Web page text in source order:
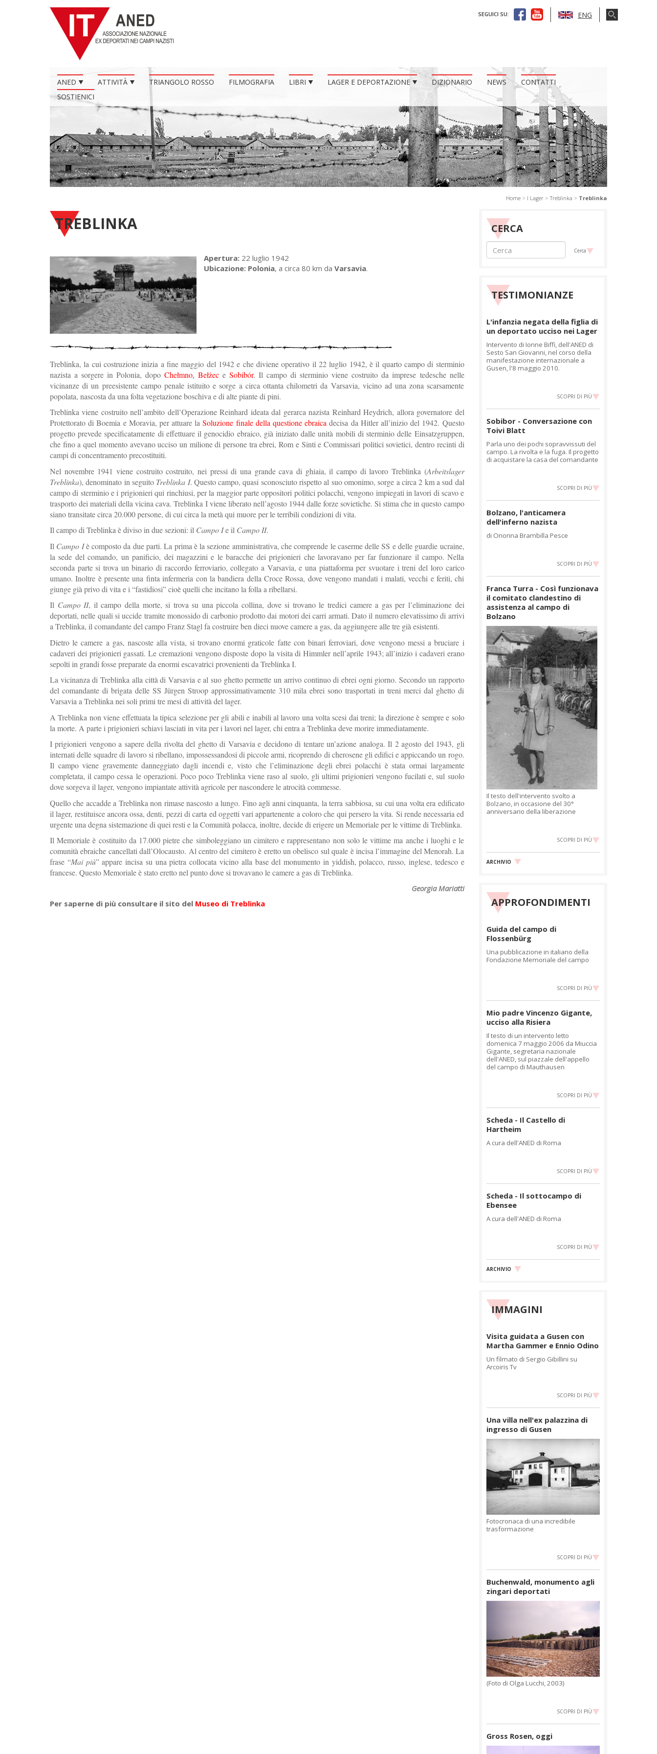
SEGUICI SU: ENG
ANED ATTIVITÀ TRIANGOLO ROSSO FILMOGRAFIA LIBRI LAGER E DEPORTAZIONE DIZIONARIO NEWS
CONTATTI
SOSTIENICI
Home > I Lager >Treblinka > Treblinka
TREBLINKA
Apertura: 22 luglio 1942
Ubicazione: Polonia, a circa 80 km da Varsavia.
Treblinka, la cui costruzione inizia a fine maggio del 1942 e che diviene operativo il 22 luglio 1942, è il quarto campo di sterminio
nazista a sorgere in Polonia, dopoChełmno,Bełżec eSobibór. Il campo di sterminio viene costruito da imprese tedesche nelle
vicinanze di un preesistente campo penale istituito e sorge a circa ottanta chilometri da Varsavia, vicino ad una zona scarsamente
popolata, nascosta da una folta vegetazione boschiva e di alte piante di pini.
Treblinka viene costruito nell’ambito dell’Operazione Reinhard ideata dal gerarca nazista Reinhard Heydrich, allora governatore del
Protettorato di Boemia e Moravia, per attuare laSoluzione finale della questione ebraica decisa da Hitler all’inizio del 1942. Questo
progetto prevede specificatamente di effettuare il genocidio ebraico, già iniziato dalle unità mobili di sterminio delle Einsatzgruppen,
che fino a quel momento avevano ucciso un milione di persone tra ebrei, Rom e Sinti e Commissari politici sovietici, dentro recinti di
campi di concentramento precostituiti.
Nel novembre 1941 viene costruito costruito, nei pressi di una grande cava di ghiaia, il campo di lavoro Treblinka (Arbeitslager
Treblinka), denominato in seguito Treblinka I. Questo campo, quasi sconosciuto rispetto al suo omonimo, sorge a circa 2 km a sud dal
campo di sterminio e i prigionieri qui rinchiusi, per la maggior parte oppositori politici polacchi, vengono impiegati in lavori di scavo e
trasporto dei materiali della vicina cava. Treblinka I viene liberato nell’agosto 1944 dalle forze sovietiche. Si stima che in questo campo
siano transitate circa 20.000 persone, di cui circa la metà qui muore per le terribili condizioni di vita.
Il campo di Treblinka è diviso in due sezioni: il Campo Ie il Campo II.
Il Campo Iè composto da due parti. La prima è la sezione amministrativa, che comprende le caserme delle SS e delle guardie ucraine,
la sede del comando, un panificio, dei magazzini e le baracche dei prigionieri che lavoravano per far funzionare il campo. Nella
seconda parte si trova un binario di raccordo ferroviario, collegato a Varsavia, e una piattaforma per svuotare i treni del loro carico
umano. Inoltre è presente una finta infermeria con la bandiera della Croce Rossa, dove vengono mandati i malati, vecchi e feriti, chi
giunge già privo di vita e i “fastidiosi” cioè quelli che incitano la folla a ribellarsi.
Il Campo II, il campo della morte, si trova su una piccola collina, dove si trovano le tredici camere a gas per l’eliminazione dei
deportati, nelle quali si uccide tramite monossido di carbonio prodotto dai motori dei carri armati. Dato il numero elevatissimo di arrivi
a Treblinka, il comandante del campo Franz Stagl fa costruire ben dieci nuove camere a gas, da aggiungere alle tre già esistenti.
Dietro le camere a gas, nascoste alla vista, si trovano enormi graticole fatte con binari ferroviari, dove vengono messi a bruciare i
cadaveri dei prigionieri gassati. Le cremazioni vengono disposte dopo la visita di Himmler nell’aprile 1943; all’inizio i cadaveri erano
sepolti in grandi fosse preparate da enormi escavatrici provenienti da Treblinka I.
La vicinanza di Treblinka alla città di Varsavia e al suo ghetto permette un arrivo continuo di ebrei ogni giorno. Secondo un rapporto
del comandante di brigata delle SS Jürgen Stroop approssimativamente 310 mila ebrei sono trasportati in treni merci dal ghetto di
Varsavia a Treblinka nei soli primi tre mesi di attività del lager.
A Treblinka non viene effettuata la tipica selezione per gli abili e inabili al lavoro una volta scesi dai treni; la direzione è sempre e solo
la morte. A parte i prigionieri schiavi lasciati in vita per i lavori nel lager, chi entra a Treblinka deve morire immediatamente.
I prigionieri vengono a sapere della rivolta del ghetto di Varsavia e decidono di tentare un’azione analoga. Il 2 agosto del 1943, gli
internati delle squadre di lavoro si ribellano, impossessandosi di piccole armi, ricoprendo di cherosene gli edifici e appiccando un rogo.
Il campo viene gravemente danneggiato dagli incendi e, visto che l’eliminazione degli ebrei polacchi è stata ormai largamente
completata, il campo cessa le operazioni. Poco poco Treblinka viene raso al suolo, gli ultimi prigionieri vengono fucilati e, sul suolo
dove sorgeva il lager, vengono impiantate attività agricole per nascondere le atrocità commesse.
Quello che accadde a Treblinka non rimase nascosto a lungo. Fino agli anni cinquanta, la terra sabbiosa, su cui una volta era edificato
il lager, restituisce ancora ossa, denti, pezzi di carta ed oggetti vari appartenente a coloro che qui persero la vita. Si rende necessaria ed
urgente una degna sistemazione di quei resti e la Comunità polacca, inoltre, decide di erigere un Memoriale per le vittime di Treblinka.
Il Memoriale è costituito da 17.000 pietre che simboleggiano un cimitero e rappresentano non solo le vittime ma anche i luoghi e le
comunità ebraiche cancellati dall’Olocausto. Al centro del cimitero è eretto un obelisco sul quale è incisa l’immagine del Menorah. La
frase “Mai più” appare incisa su una pietra collocata vicino alla base del monumento in yiddish, polacco, russo, inglese, tedesco e
francese. Questo Memoriale è stato eretto nel punto dove si trovavano le camere a gas di Treblinka.
Georgia Mariatti
Per saperne di più consultare il sito del Museo di Treblinka
CERCA
Cerca
TESTIMONIANZE
L'infanzia negata della figlia di
un deportato ucciso nei Lager
Intervento di Ionne Biffi, dell'ANED di
Sesto San Giovanni, nel corso della
manifestazione internazionale a
Gusen, l'8 maggio 2010.
SCOPRI DI PIÙ
Sobibor - Conversazione con
Toivi Blatt
Parla uno dei pochi sopravvissuti del
campo. La rivolta e la fuga. Il progetto
di acquistare la casa del comandante
SCOPRI DI PIÙ
Bolzano, l'anticamera
dell'inferno nazista
di Onorina Brambilla Pesce
SCOPRI DI PIÙ
Franca Turra - Così funzionava
il comitato clandestino di
assistenza al campo di
Bolzano
Il testo dell'intervento svolto a
Bolzano, in occasione del 30°
anniversario della liberazione
SCOPRI DI PIÙ
ARCHIVIO
APPROFONDIMENTI
Guida del campo di
Flossenbürg
Una pubblicazione in italiano della
Fondazione Memoriale del campo
SCOPRI DI PIÙ
Mio padre Vincenzo Gigante,
ucciso alla Risiera
Il testo di un intervento letto
domenica 7 maggio 2006 da Miuccia
Gigante, segretaria nazionale
dell'ANED, sul piazzale dell'appello
del campo di Mauthausen
SCOPRI DI PIÙ
Scheda - Il Castello di
Hartheim
A cura dell'ANED di Roma
SCOPRI DI PIÙ
Scheda - Il sottocampo di
Ebensee
A cura dell'ANED di Roma
SCOPRI DI PIÙ
ARCHIVIO
IMMAGINI
Visita guidata a Gusen con
Martha Gammer e Ennio Odino
Un filmato di Sergio Gibillini su
Arcoiris Tv
SCOPRI DI PIÙ
Una villa nell'ex palazzina di
ingresso di Gusen
Fotocronaca di una incredibile
trasformazione
SCOPRI DI PIÙ
Buchenwald, monumento agli
zingari deportati
(Foto di Olga Lucchi, 2003)
SCOPRI DI PIÙ
Gross Rosen, oggi